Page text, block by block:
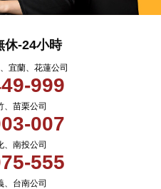
休-24小時
宜蘭、花蓮公司
999
、苗栗公司
007
、南投公司
555
、台南公司